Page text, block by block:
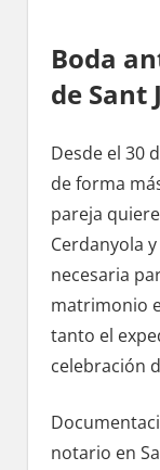
Boda
dе Sant
Desde el 30
dе forma
pareja
Cerdanyola
necesaria
matrimonio
tanto el
celebración
notario en